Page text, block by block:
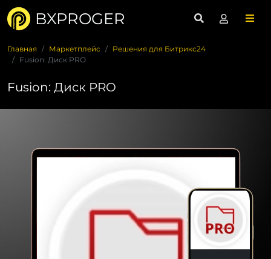
BXPROGER
Главная Маркетплейс
Решения для Битрикс24
Fusion: Диск PRO
Fusion: Диск PRO